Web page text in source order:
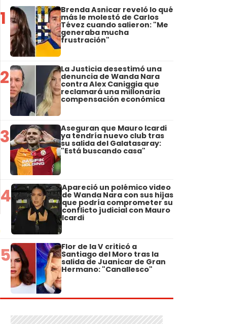
1 Brenda Asnicar reveló lo qué
más le molestó de Carlos
Tévez cuando salieron: "Me
generaba mucha
frustración"
2 La Justicia desestimó una
denuncia de Wanda Nara
contra Alex Caniggia que
reclamará una millonaria
compensación económica
3 Aseguran que Mauro Icardi
ya tendría nuevo club tras
su salida del Galatasaray:
"Está buscando casa"
4 Apareció un polémico video
de Wanda Nara con sus hijas
que podría comprometer su
conflicto judicial con Mauro
Icardi
5 Flor de la V criticó a
Santiago del Moro tras la
salida de Juanicar de Gran
Hermano: "Canallesco"